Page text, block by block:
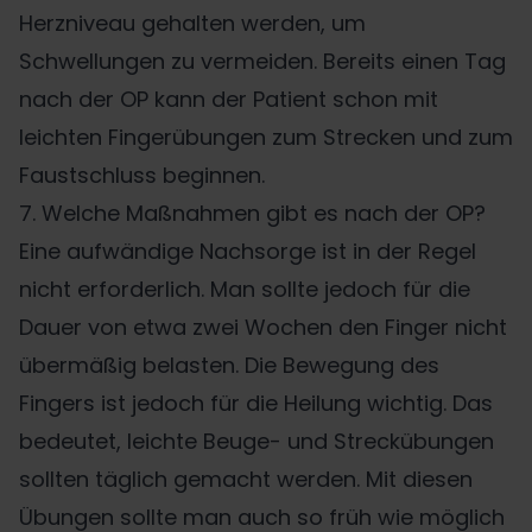
Herzniveau gehalten werden, um
Schwellungen zu vermeiden. Bereits einen Tag
nach der OP kann der Patient schon mit
leichten Fingerübungen zum Strecken und zum
Faustschluss beginnen.
7. Welche Maßnahmen gibt es nach der OP?
Eine aufwändige Nachsorge ist in der Regel
nicht erforderlich. Man sollte jedoch für die
Dauer von etwa zwei Wochen den Finger nicht
übermäßig belasten. Die Bewegung des
Fingers ist jedoch für die Heilung wichtig. Das
bedeutet, leichte Beuge- und Streckübungen
sollten täglich gemacht werden. Mit diesen
Übungen sollte man auch so früh wie möglich